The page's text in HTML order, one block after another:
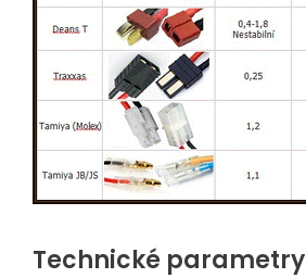
Technické parametry